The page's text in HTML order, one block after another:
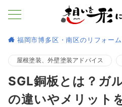
福岡市博多区・南区のリフォー
屋根塗装、外壁塗装アドバイス
SGL銅板とは？ガ
の違いやメリット